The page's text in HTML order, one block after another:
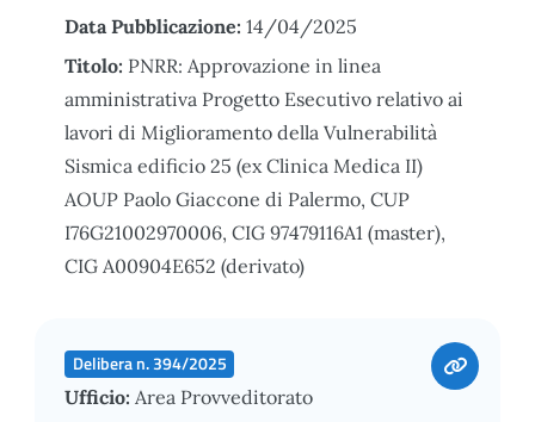
Data Pubblicazione: 14/04/2025
Titolo: PNRR: Approvazione in linea
amministrativa Progetto Esecutivo relativo ai
lavori di Miglioramento della Vulnerabilità
Sismica edificio 25 (ex Clinica Medica II)
AOUP Paolo Giaccone di Palermo, CUP
I76G21002970006, CIG 97479116A1 (master),
CIG A00904E652 (derivato)
Delibera n. 394/2025
Ufficio: Area Provveditorato